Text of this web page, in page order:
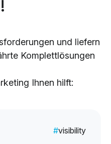
und liefern
Komplettlösungen
Ihnen hilft:
visibility